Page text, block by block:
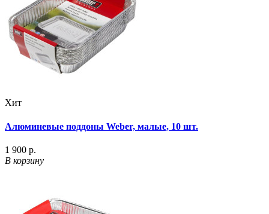
Хит
Алюминевые поддоны Weber, малые, 10 шт.
1 900 р.
В корзину